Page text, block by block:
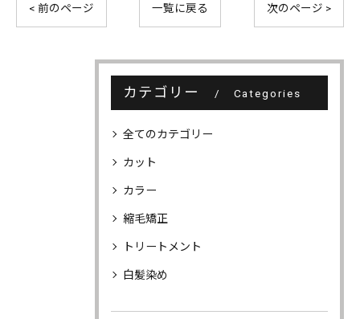
< 前のページ 一覧に戻る 次のページ >
カテゴリー Categories
全てのカテゴリー
カット
カラー
縮毛矯正
トリートメント
白髪染め